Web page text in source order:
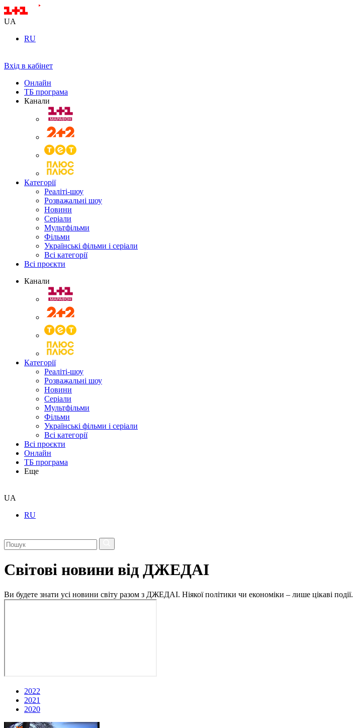
UA
RU
Вхід в кабінет
Онлайн
ТБ програма
Канали
Категорії
Реаліті-шоу
Розважальні шоу
Новини
Серіали
Мультфільми
Фільми
Українські фільми і серіали
Всі категорії
Всі проєкти
Канали
Категорії
Реаліті-шоу
Розважальні шоу
Новини
Серіали
Мультфільми
Фільми
Українські фільми і серіали
Всі категорії
Всі проєкти
Онлайн
ТБ програма
Еще
UA
RU
Світові новини від ДЖЕДАІ
Ви будете знати усі новини світу разом з ДЖЕДАІ. Ніякої політики чи економіки – лише цікаві події.
2022
2021
2020